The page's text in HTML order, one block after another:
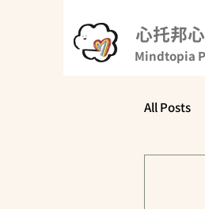
心托邦
Mindtopia
All Posts